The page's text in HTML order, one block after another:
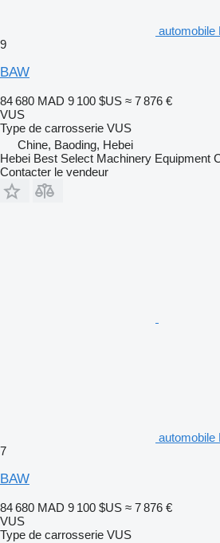
automobile
9
BAW
84 680 MAD 9 100 $US ≈ 7 876 €
VUS
Type de carrosserie VUS
Chine, Baoding, Hebei
Hebei Best Select Machinery Equipment
Contacter le vendeur
automobile
7
BAW
84 680 MAD 9 100 $US ≈ 7 876 €
VUS
Type de carrosserie VUS